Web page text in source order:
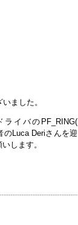
ました。
イバのPF_RING(
のLuca Deriさんを迎
します。